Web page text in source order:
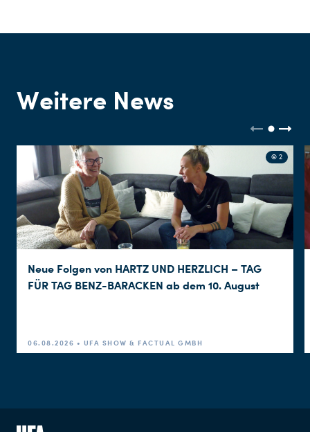
Weitere News
© 2
Neue Folgen von HARTZ UND HERZLICH – TAG
FÜR TAG BENZ-BARACKEN ab dem 10. August
06.08.2026 • UFA SHOW & FACTUAL GMBH